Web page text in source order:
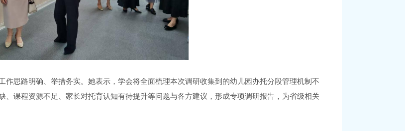
作思路明确、举措务实。她表示 ， 学会将全面梳理本次调研收集到的幼儿园办托分段管理机制不
、课程资源不足、 家长对托育认知有待提升等问题与各方建议， 形成专项调研报告， 为省级相关